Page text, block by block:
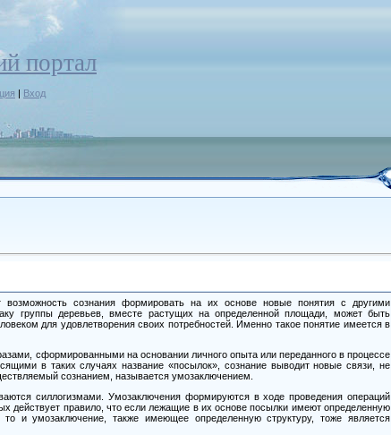
портал
| Вход
возможность сознания формировать на их основе новые понятия с другими
группы деревьев, вместе растущих на определенной площади, может быть
для удовлетворения своих потребностей. Именно такое понятие имеется в
сформированными на основании личного опыта или переданного в процессе
в таких случаях название «посылок», сознание выводит новые связи, не
сознанием, называется умозаключением.
силлогизмами. Умозаключения формируются в ходе проведения операций
действует правило, что если лежащие в их основе посылки имеют определенную
и умозаключение, также имеющее определенную структуру, тоже является